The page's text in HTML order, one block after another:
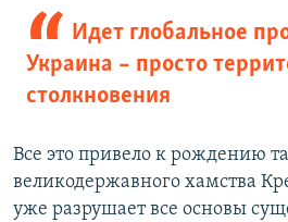
Идет глобальное
Украина – просто
столкновения
Все это привело к рождению
великодержавного хамства
уже разрушает все основы